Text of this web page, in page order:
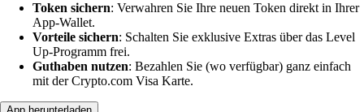
Token sichern: Verwahren Sie Ihre neuen Token direkt in Ihrer
App-Wallet.
Vorteile sichern: Schalten Sie exklusive Extras über das Level
Up-Programm frei.
Guthaben nutzen: Bezahlen Sie (wo verfügbar) ganz einfach
mit der Crypto.com Visa Karte.